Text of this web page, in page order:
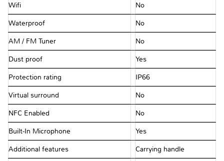
Wifi No
Waterproof No
AM / FM Tuner No
Dust proof Yes
Protection rating IP66
Virtual surround No
NFC Enabled No
Built-In Microphone Yes
Additional features Carrying handle